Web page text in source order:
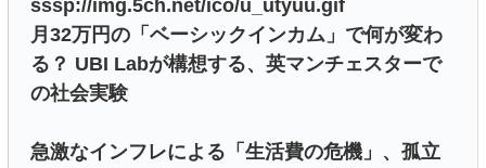
sssp://img.5ch.net/ico/u_utyuu.gif
月32万円の「ベーシックインカム」で何が変わ
る？ UBI Labが構想する、英マンチェスターで
の社会実験
急激なインフレによる「生活費の危機」、孤立